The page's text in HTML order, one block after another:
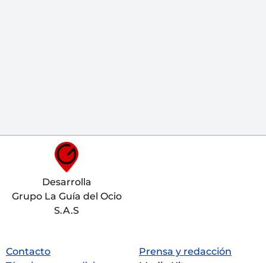
Desarrolla
Grupo La Guía del Ocio
S.A.S
Contacto
Prensa y redacción